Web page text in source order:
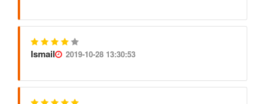
Ismail 2019-10-28 13:30:53